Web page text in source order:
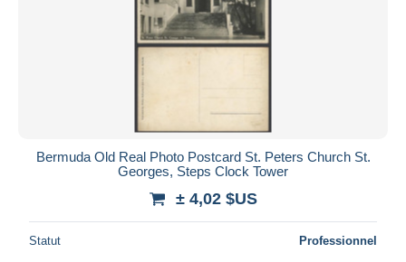
Bermuda Old Real Photo Postcard St. Peters Church St.
Georges, Steps Clock Tower
± 4,02 $US
Statut Professionnel